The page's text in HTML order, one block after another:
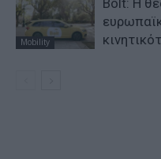
Mobility
Bolt: Η